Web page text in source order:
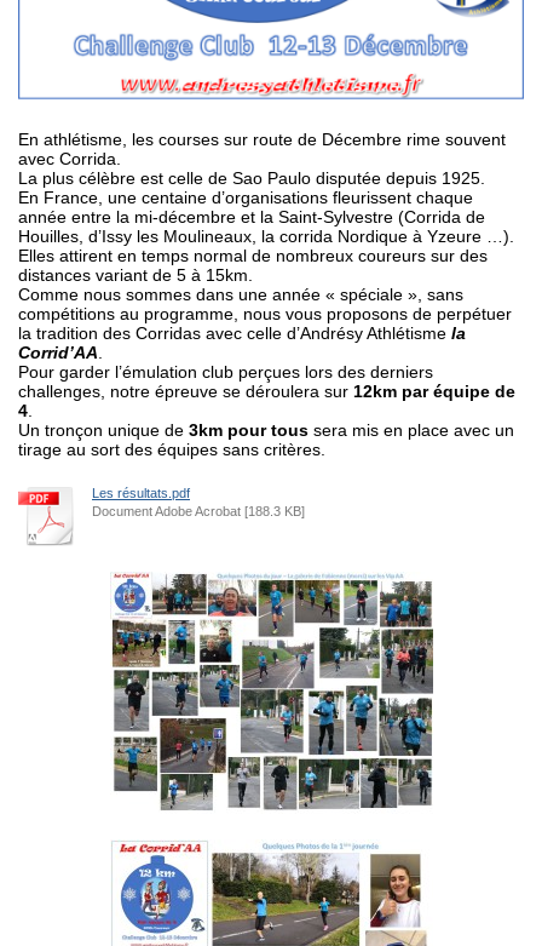
En athlétisme, les courses sur route de Décembre rime souvent
avec Corrida.
La plus célèbre est celle de Sao Paulo disputée depuis 1925.
En France, une centaine d’organisations fleurissent chaque
année entre la mi-décembre et la Saint-Sylvestre (Corrida de
Houilles, d’Issy les Moulineaux, la corrida Nordique à Yzeure …).
Elles attirent en temps normal de nombreux coureurs sur des
distances variant de 5 à 15km.
Comme nous sommes dans une année « spéciale », sans
compétitions au programme, nous vous proposons de perpétuer
la tradition des Corridas avec celle d’Andrésy Athlétisme la
Corrid’AA
Pour garder l’émulation club perçues lors des derniers
challenges, notre épreuve se déroulera sur 12km par équipe de
4
Un tronçon unique de 3km pour tous sera mis en place avec un
tirage au sort des équipes sans critères.
Les résultats.pdf
Document Adobe Acrobat [188.3 KB]